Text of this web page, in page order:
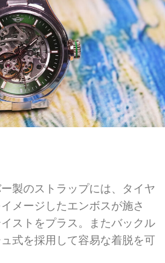
製のストラップには、タイヤ
メージしたエンボスが施さ
ストをプラス。またバックル
式を採用して容易な着脱を可